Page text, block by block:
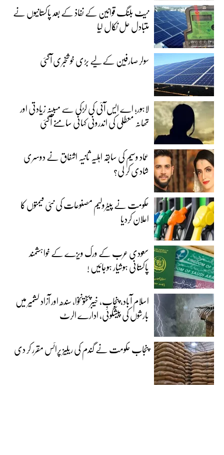
نیٹ بلنگ قوانین کے نفاذ کے بعد پاکستانیوں نے
متبادل حل نکال لیا
سولر صارفین کے لیے بڑی خوشخبری آگئی
لاہور؛ اے ایس آئی کی لڑکی سے مبینہ زیادتی اور
تھانہ معطلی کی اندرونی کہانی سامنے آگئی
عماد وسیم کی سابقہ اہلیہ ثانیہ اشفاق نے دوسری
شادی کر لی؟
حکومت نے پیٹرولیم مصنوعات کی نئی قیمتوں کا
اعلان کردیا
سعودی عرب کے ورک ویزے کے خواہشمند
پاکستانی ہوشیار ہوجائیں !
اسلام آباد، پنجاب، خیبرپختونخوا، سندھ اور آزاد کشمیر میں
بارشوں کی پیشگوئی، ادارے الرٹ
پنجاب حکومت نے گندم کی ریلیز پرائس مقرر کر دی‎